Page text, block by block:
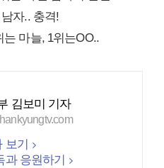
자.. 충격!
마늘, 1위는OO..
김보미 기자
기
과 응원하기